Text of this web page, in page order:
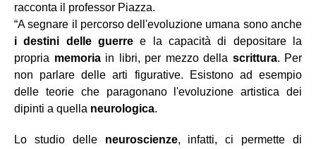
racconta il professor Piazza.
“A segnare il percorso dell'evoluzione umana sono anche
i destini delle guerree la capacità di depositare la
propria memoriain libri, per mezzo della scrittura. Per
non parlare delle arti figurative. Esistono ad esempio
delle teorie che paragonano l'evoluzione artistica dei
dipinti a quella neurologica.
Lo studio delle neuroscienze, infatti, ci permette di